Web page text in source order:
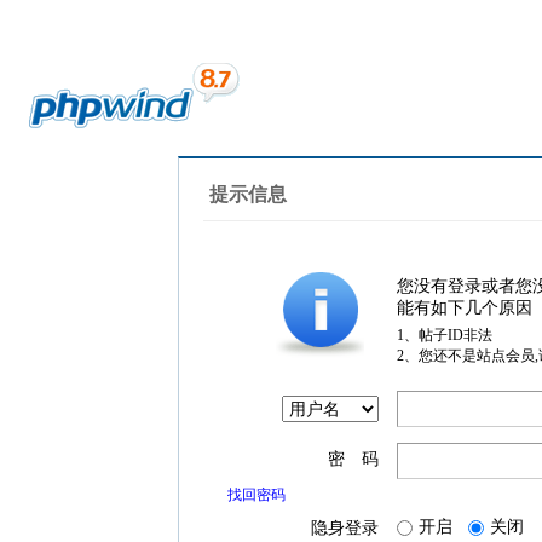
提示信息
您没有登录或者您
能有如下几个原因
1、帖子ID非法
2、您还不是站点会员
密 码
找回密码
隐身登录 开启 关闭